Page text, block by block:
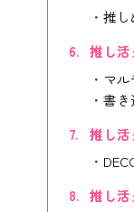
推し
推し
マ
書き
推し
推し